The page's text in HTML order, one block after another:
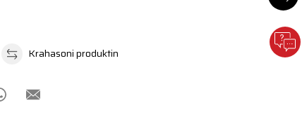
Krahasoni produktin